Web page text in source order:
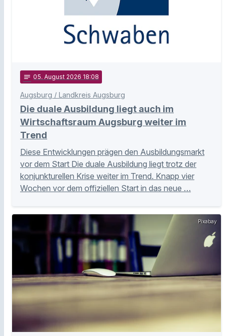
notes 05. August 2026 18:08
Augsburg / Landkreis Augsburg
Die duale Ausbildung liegt auch im
Wirtschaftsraum Augsburg weiter im
Trend
Diese Entwicklungen prägen den Ausbildungsmarkt
vor dem Start Die duale Ausbildung liegt trotz der
konjunkturellen Krise weiter im Trend. Knapp vier
Wochen vor dem offiziellen Start in das neue …
Pixabay